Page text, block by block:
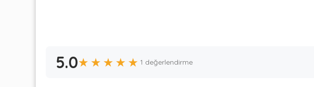
5.0★ ★ ★ ★ ★ 1 değerlendirme